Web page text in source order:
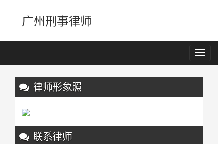
广州刑事律师
律师形象照
联系律师